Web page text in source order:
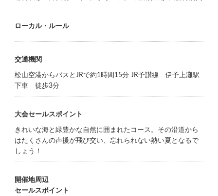
ローカル・ルール
交通機関
松山空港からバスとJRで約1時間15分 JR予讃線 伊予上灘駅
下車 徒歩3分
大会セールスポイント
きれいな海と緑豊かな自然に囲まれたコース。その沿道から
はたくさんの声援が飛び交い、忘れられない熱い夏となるで
しょう！
開催地周辺
セールスポイント